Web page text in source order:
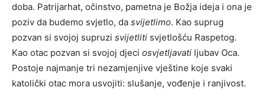
doba. Patrijarhat, očinstvo, pametna je Božja ideja i ona je
poziv da budemo svjetlo, da svijetlimo. Kao suprug
pozvan si svojoj supruzi svijetliti svjetlošću Raspetog.
Kao otac pozvan si svojoj djeci osvjetljavati ljubav Oca.
Postoje najmanje tri nezamjenjive vještine koje svaki
katolički otac mora usvojiti: slušanje, vođenje i ranjivost.